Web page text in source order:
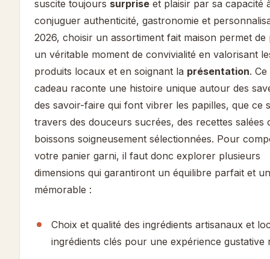
suscite toujours surprise et plaisir par sa capacité
conjuguer authenticité, gastronomie et
2026, choisir un assortiment fait maison permet de
un véritable moment de convivialité en valorisant
produits locaux et en soignant la présentation.
cadeau raconte une histoire unique autour des
des savoir-faire qui font vibrer les papilles, que ce
travers des douceurs sucrées, des recettes salées
boissons soigneusement sélectionnées. Pour
votre panier garni, il faut donc explorer plusieurs
dimensions qui garantiront un équilibre parfait et
mémorable :
Choix et qualité des ingrédients artisanaux et
ingrédients clés pour une expérience gustative